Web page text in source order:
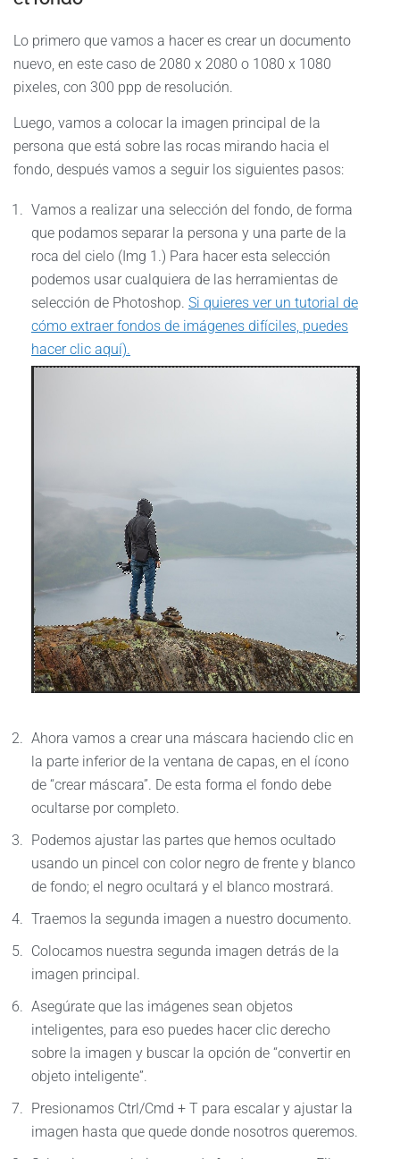
Lo primero que vamos a hacer es crear un documento
nuevo, en este caso de 2080 x 2080 o 1080 x 1080
pixeles, con 300 ppp de resolución.
Luego, vamos a colocar la imagen principal de la
persona que está sobre las rocas mirando hacia el
fondo, después vamos a seguir los siguientes pasos:
Vamos a realizar una selección del fondo, de forma
que podamos separar la persona y una parte de la
roca del cielo (Img 1.) Para hacer esta selección
podemos usar cualquiera de las herramientas de
selección de Photoshop. Si quieres ver un tutorial de
cómo extraer fondos de imágenes difíciles, puedes
hacer clic aquí).
Ahora vamos a crear una máscara haciendo clic en
la parte inferior de la ventana de capas, en el ícono
de “crear máscara”. De esta forma el fondo debe
ocultarse por completo.
Podemos ajustar las partes que hemos ocultado
usando un pincel con color negro de frente y blanco
de fondo; el negro ocultará y el blanco mostrará.
Traemos la segunda imagen a nuestro documento.
Colocamos nuestra segunda imagen detrás de la
imagen principal.
Asegúrate que las imágenes sean objetos
inteligentes, para eso puedes hacer clic derecho
sobre la imagen y buscar la opción de “convertir en
objeto inteligente”.
Presionamos Ctrl/Cmd + T para escalar y ajustar la
imagen hasta que quede donde nosotros queremos.